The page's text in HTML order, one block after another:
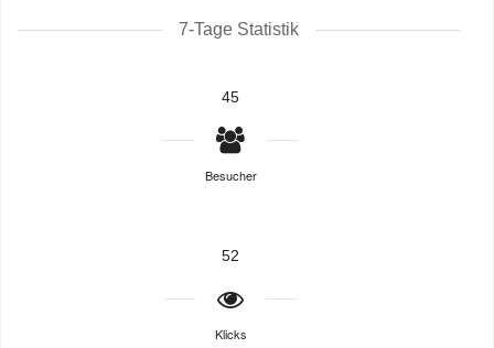
7-Tage Statistik
45
Besucher
52
Klicks